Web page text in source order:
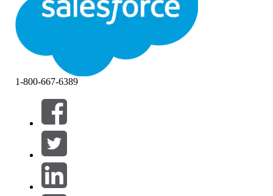
Fermer
Filtres (0)
SÉLECTIONNER DES FILTRES
Gamme de produits
1-800-667-6389